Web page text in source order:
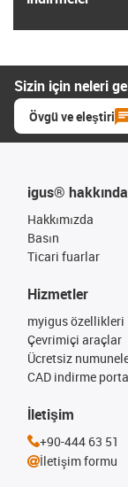
Sizin için neleri
Övgü ve eleştiri
igus® hakkında
Hakkımızda
Basın
Ticari fuarlar
Hizmetler
myigus özellikleri
Çevrimiçi araçlar
Ücretsiz
CAD indirme
İletişim
+90-444 63 51
İletişim formu